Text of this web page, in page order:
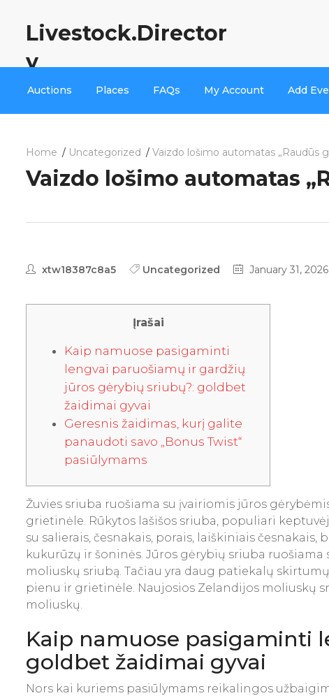
Livestock.Director
y
Auctions Places FAQs My Account Add
Home Uncategorized Vaizdo lošimo automatas „Raudūs
Vaizdo lošimo automatas
xtw18387c8a5 Uncategorized January 31, 2026
Įrašai
Kaip namuose pasigaminti
lengvai paruošiamų ir gardžių
jūros gėrybių sriubų?: goldbet
žaidimai gyvai
Geresnis žaidimas, kurį galite
panaudoti savo „Bonus Twist“
pasiūlymams
Žuvies sriuba ruošiama su įvairiomis jūros
grietinėle. Rūkytos lašišos sriuba, populiari
su salierais, česnakais, porais, laiškiniais
kukurūzų ir šoninės. Jūros gėrybių sriuba ruošiama
moliuskų sriubą. Tačiau yra daug patiekalų
pienu ir grietinėle. Naujosios Zelandijos moliuskų
moliuskų.
Kaip namuose pasigaminti
goldbet žaidimai gyvai
Nors kai kuriems pasiūlymams reikalingos